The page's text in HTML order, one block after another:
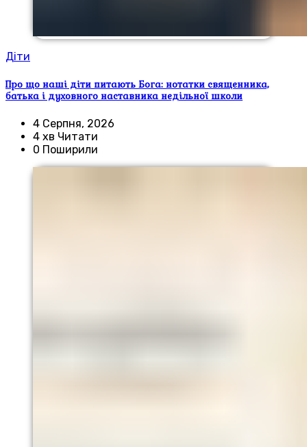
Діти
Про що наші діти питають Бога: нотатки священника,
батька і духовного наставника недільної школи
4 Серпня, 2026
4 хв Читати
0 Поширили